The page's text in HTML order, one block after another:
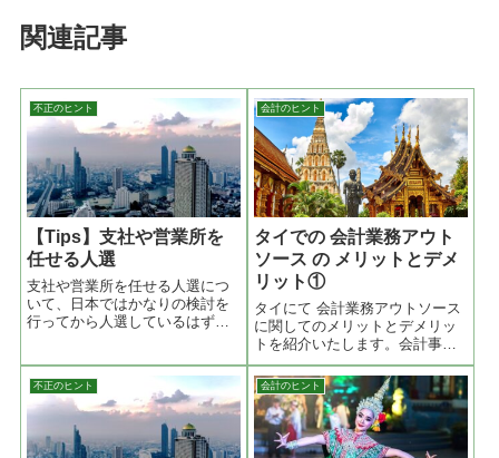
関連記事
不正のヒント
【Tips】支社や営業所を
任せる人選
支社や営業所を任せる人選につ
いて、日本ではかなりの検討を
行ってから人選しているはずだ
人、新しく採用するには身元調
査をして問題無いと判断された
人をそのポジションにつけると
思います。しかし、... (続く)
会計のヒント
タイでの 会計業務アウト
ソース の メリットとデメ
リット①
タイにて 会計業務アウトソース
に関してのメリットとデメリッ
トを紹介いたします。会計事務
所がレポートを作成する際には
もちろんお客様から提出された
数字を使っています。しかし会
計事務所のレポートと社内の数
字が合わないことがあります。
元々同じ数字から作成するの
不正のヒント 会計のヒント